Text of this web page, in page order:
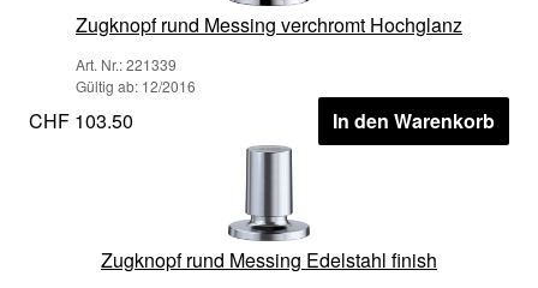
Zugknopf rund Messing verchromt Hochglanz
Art. Nr.: 221339
Gültig ab: 12/2016
CHF 103.50 In den Warenkorb
Zugknopf rund Messing Edelstahl finish